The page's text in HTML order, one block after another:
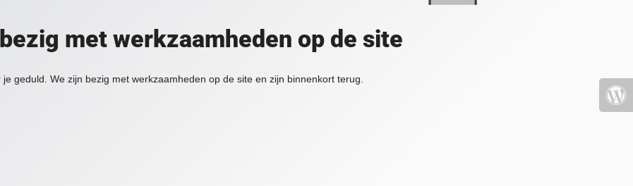
met werkzaamheden op de site
je geduld. We zijn bezig met werkzaamheden op de site en zijn binnenkort terug.